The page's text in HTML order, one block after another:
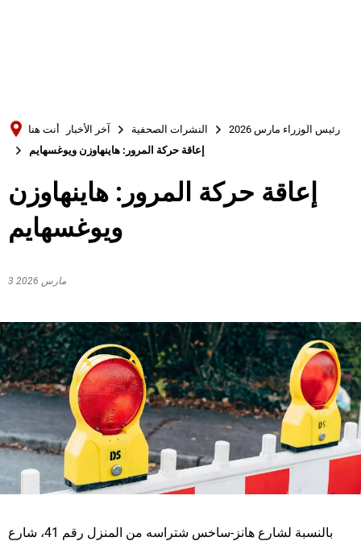
Русский
أنت هنا آخر الأخبار النشرات الصحفية
رئيس الوزراء مارس 2026
إعاقة حركة المرور: هاينهاوزن ويوغسهايم
إعاقة حركة المرور: هاينهاوزن
ويوغسهايم
3 مارس 2026
بالنسبة لشارع هانز-ساخس شتراسه من المنزل رقم 41، شارع